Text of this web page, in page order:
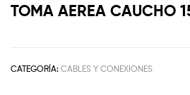
TOMA AEREA CAUCHO
CATEGORÍA: CABLES Y CONEXIONES